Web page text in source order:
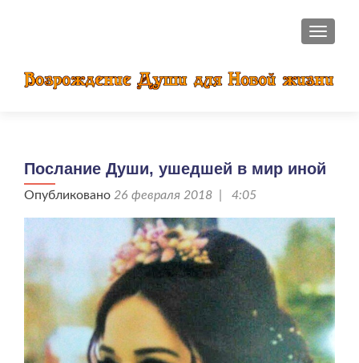
Послание Души, ушедшей в мир иной
Опубликовано 26 февраля 2018 | 4:05